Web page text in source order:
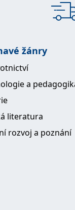
žánry
a
literatura
rozvoj a poznání